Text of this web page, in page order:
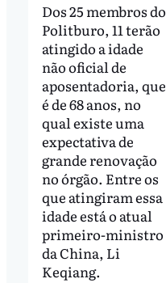
Dos 25 membros do
Politburo, 11 terão
atingido a idade
não oficial de
aposentadoria, que
é de 68 anos, no
qual existe uma
expectativa de
grande renovação
no órgão. Entre os
que atingiram essa
idade está o atual
primeiro-ministro
da China, Li
Keqiang.